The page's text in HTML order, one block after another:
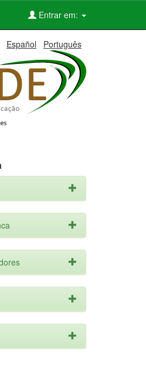
Entrar em:
Español Português